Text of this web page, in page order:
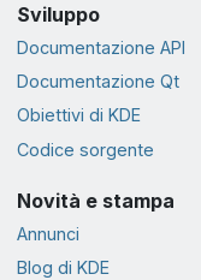
Sviluppo
Documentazione API
Documentazione Qt
Obiettivi di KDE
Codice sorgente
Novità e stampa
Annunci
Blog di KDE